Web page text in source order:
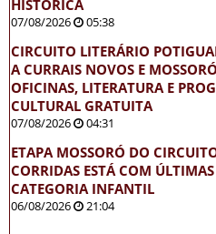
HISTÓRICA
07/08/2026 05:38
CIRCUITO LITERÁRIO
A CURRAIS NOVOS E
OFICINAS, LITERATURA E
CULTURAL GRATUITA
07/08/2026 04:31
ETAPA MOSSORÓ DO
CORRIDAS ESTÁ COM
CATEGORIA INFANTIL
06/08/2026 21:04